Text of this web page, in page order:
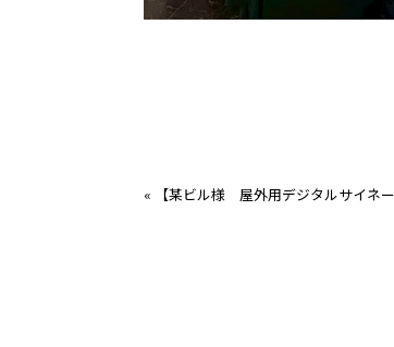
« 【某ビル様 屋外用デジタルサイネー